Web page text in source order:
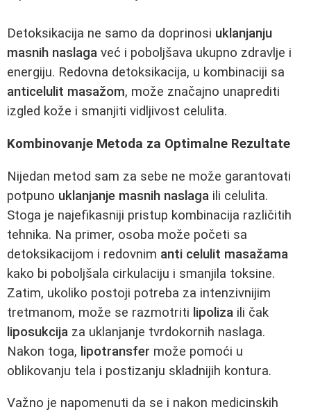
Detoksikacija ne samo da doprinosi uklanjanju
masnih naslaga već i poboljšava ukupno zdravlje i
energiju. Redovna detoksikacija, u kombinaciji sa
anticelulit masažom, može značajno unaprediti
izgled kože i smanjiti vidljivost celulita.
Kombinovanje Metoda za Optimalne Rezultate
Nijedan metod sam za sebe ne može garantovati
potpuno uklanjanje masnih naslaga ili celulita.
Stoga je najefikasniji pristup kombinacija različitih
tehnika. Na primer, osoba može početi sa
detoksikacijom i redovnim anti celulit masažama
kako bi poboljšala cirkulaciju i smanjila toksine.
Zatim, ukoliko postoji potreba za intenzivnijim
tretmanom, može se razmotriti lipoliza ili čak
liposukcija za uklanjanje tvrdokornih naslaga.
Nakon toga, lipotransfer može pomoći u
oblikovanju tela i postizanju skladnijih kontura.
Važno je napomenuti da se i nakon medicinskih